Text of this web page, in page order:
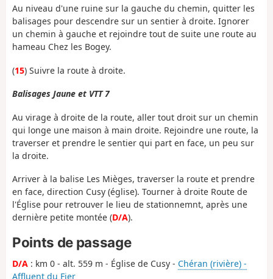
Au niveau d'une ruine sur la gauche du chemin, quitter les
balisages pour descendre sur un sentier à droite. Ignorer
un chemin à gauche et rejoindre tout de suite une route au
hameau Chez les Bogey.
(15) Suivre la route à droite.
Balisages Jaune et VTT 7
Au virage à droite de la route, aller tout droit sur un chemin
qui longe une maison à main droite. Rejoindre une route, la
traverser et prendre le sentier qui part en face, un peu sur
la droite.
Arriver à la balise Les Mièges, traverser la route et prendre
en face, direction Cusy (église). Tourner à droite Route de
l'Église pour retrouver le lieu de stationnemnt, après une
dernière petite montée (D/A).
Points de passage
D/A : km 0 - alt. 559 m - Église de Cusy - Chéran (rivière) -
Affluent du Fier